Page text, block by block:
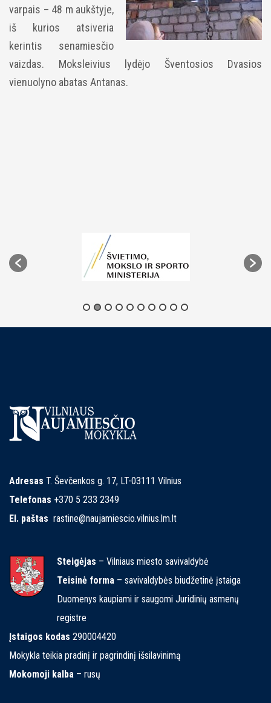
varpais – 48 m aukštyje,
iš kurios atsiveria
kerintis senamiesčio
vaizdas. Moksleivius lydėjo Šventosios Dvasios
vienuolyno abatas Antanas.
Adresas T. Ševčenkos g. 17, LT-03111 Vilnius
Telefonas +370 5 233 2349
El. paštas rastine@naujamiescio.vilnius.lm.lt
Steigėjas – Vilniaus miesto savivaldybė
Teisinė forma – savivaldybės biudžetinė įstaiga
Duomenys kaupiami ir saugomi Juridinių asmenų
registre
Įstaigos kodas 290004420
Mokykla teikia pradinį ir pagrindinį išsilavinimą
Mokomoji kalba – rusų